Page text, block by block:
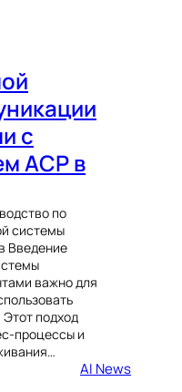
с
ACP в
по
системы
Введение
важно для
Этот подход
процессы и
AI News